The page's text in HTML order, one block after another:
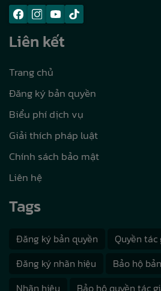
Liên kết
Trang chủ
Đăng ký bản quyền
Biểu phí dịch vụ
Giải thích pháp luật
Chính sách bảo mật
Liên hệ
Tags
Đăng ký bản quyền
Quyền tác
Đăng ký nhãn hiệu
Bảo hộ